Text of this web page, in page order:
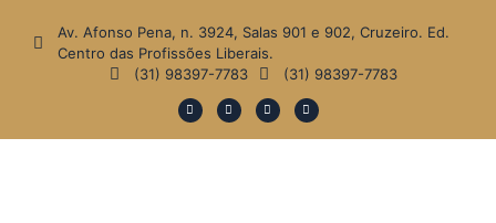
Av. Afonso Pena, n. 3924, Salas 901 e 902, Cruzeiro. Ed.
Centro das Profissões Liberais.
(31) 98397-7783
(31) 98397-7783